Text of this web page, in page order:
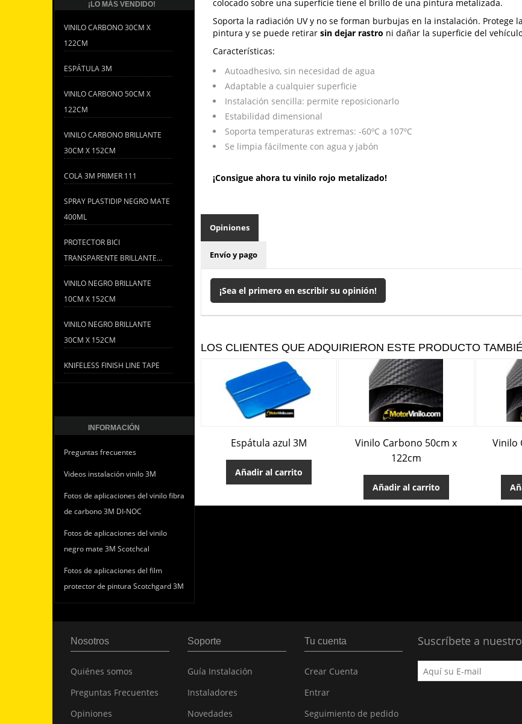
¡LO MÁS VENDIDO!
VINILO CARBONO 30CM X
122CM
ESPÁTULA 3M
VINILO CARBONO 50CM X
122CM
VINILO CARBONO BRILLANTE
30CM X 152CM
COLA 3M PRIMER 111
SPRAY PLASTIDIP NEGRO MATE
400ML
PROTECTOR BICI
TRANSPARENTE BRILLANTE...
VINILO NEGRO BRILLANTE
10CM X 152CM
VINILO NEGRO BRILLANTE
30CM X 152CM
KNIFELESS FINISH LINE TAPE
INFORMACIÓN
Preguntas frecuentes
Videos instalación vinilo 3M
Fotos de aplicaciones del vinilo fibra
de carbono 3M DI-NOC
Fotos de aplicaciones del vinilo
negro mate 3M Scotchcal
Fotos de aplicaciones del film
protector de pintura Scotchgard 3M
colocado sobre una superficie tiene el brillo de una pintura metalizada.
Soporta la radiación UV y no se forman burbujas en la instalación. Protege la
pintura y se puede retirar sin dejar rastro ni dañar la superficie del
Características:
Autoadhesivo, sin necesidad de agua
Adaptable a cualquier superficie
Instalación sencilla: permite reposicionarlo
Estabilidad dimensional
Soporta temperaturas extremas: -60ºC a 107ºC
Se limpia fácilmente con agua y jabón
¡Consigue ahora tu vinilo rojo metalizado!
Opiniones
Envío y pago
¡Sea el primero en escribir su opinión!
LOS CLIENTES QUE ADQUIRIERON ESTE PRODUCTO
Espátula azul 3M
Añadir al carrito
Vinilo Carbono 50cm x
122cm
Añadir al carrito
Vinilo
Nosotros
Quiénes somos
Preguntas Frecuentes
Opiniones
Soporte
Guía Instalación
Instaladores
Novedades
Tu cuenta
Crear Cuenta
Entrar
Seguimiento de pedido
Suscríbete a